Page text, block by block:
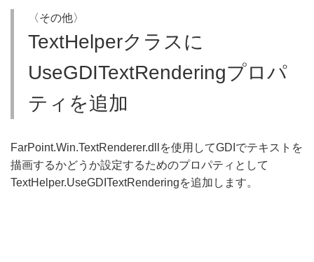
〈その他〉
TextHelperクラスに
UseGDITextRenderingプロパ
ティを追加
FarPoint.Win.TextRenderer.dllを使用してGDIでテキストを
描画するかどうか設定するためのプロパティとして
TextHelper.UseGDITextRenderingを追加します。